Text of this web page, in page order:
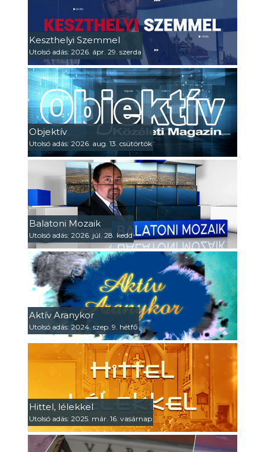
Keszthelyi Szemmel
Utolsó adás: 2026. ápr. 29. szerda
Objektív
Utolsó adás: 2026. aug. 13. csütörtök
Balatoni Mozaik
Utolsó adás: 2026. júl. 28. kedd
Aktív Aranykor
Utolsó adás: 2024. szep. 9. hétfő
Hittel, lélekkel
Utolsó adás: 2025. már. 16. vasárnap